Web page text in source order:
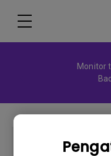
Monitor